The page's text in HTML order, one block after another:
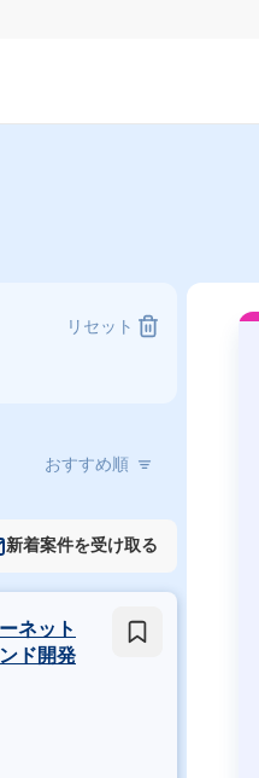
リセット
新着案件を受け取る
ネット
ド開発